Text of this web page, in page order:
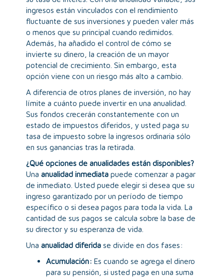
ingresos están vinculados con el rendimiento
fluctuante de sus inversiones y pueden valer más
o menos que su principal cuando redimidos.
Además, ha añadido el control de cómo se
invierte su dinero, la creación de un mayor
potencial de crecimiento. Sin embargo, esta
opción viene con un riesgo más alto a cambio.
A diferencia de otros planes de inversión, no hay
límite a cuánto puede invertir en una anualidad.
Sus fondos crecerán constantemente con un
estado de impuestos diferidos, y usted paga su
tasa de impuesto sobre la ingresos ordinaria sólo
en sus ganancias tras la retirada.
¿Qué opciones de anualidades están disponibles?
Una anualidad inmediatapuede comenzar a pagar
de inmediato. Usted puede elegir si desea que su
ingreso garantizado por un período de tiempo
específico o si desea pagos para toda la vida. La
cantidad de sus pagos se calcula sobre la base de
su director y su esperanza de vida.
Una anualidad diferidase divide en dos fases:
Acumulación: Es cuando se agrega el dinero
para su pensión, si usted paga en una suma